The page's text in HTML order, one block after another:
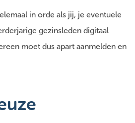
in orde als jij, je eventuele
gezinsleden digitaal
moet dus apart aanmelden en